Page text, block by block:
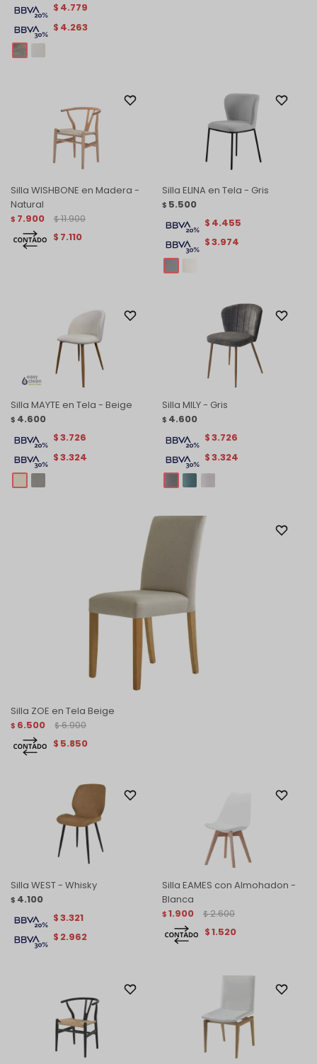
$ 4.263
$ 4.779
Silla WISHBONE en Madera -
Natural
$ 7.900 $ 11.900
$ 7.110
Silla ELINA en Tela - Gris
$ 5.500
$3.974
$ 4.455
Silla MAYTE en Tela - Beige
$ 4.600
$3.324
$3.726
Silla MILY - Gris
$ 4.600
$3.324
$3.726
Silla ZOE en Tela Beige
$ 6.500 $ 6.900
$ 5.850
Silla WEST - Whisky
$ 4.100
$ 2.962
$3.321
Silla EAMES con Almohadon -
Blanca
$ 1.900 $ 2.600
$1.520